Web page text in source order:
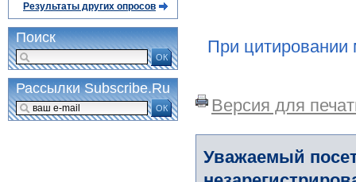
При цитировании
Версия для
Уважаемый
Результаты других опросов
Поиск
ОК
Рассылки Subscribe.Ru
ОК